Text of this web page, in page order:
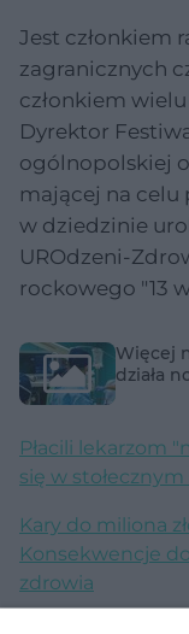
Jest członkiem
zagranicznych
członkiem
Dyrektor
ogólnopolskiej
mającej na
w dziedzinie
UROdzeni-
rockowego "13
Więcej
działa
Płacili lekarzom
się w
Kary do miliona
Konsekwencje
zdrowia